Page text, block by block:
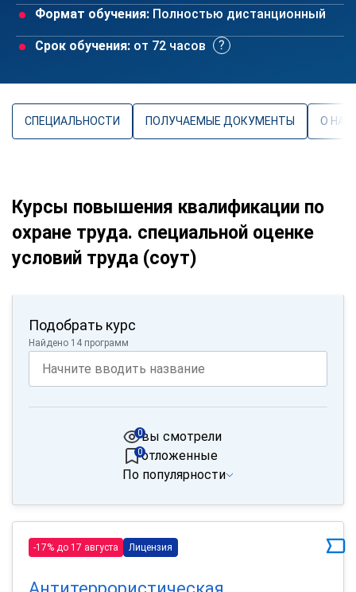
Формат обучения: Полностью дистанционный
Срок обучения: от 72 часов
СПЕЦИАЛЬНОСТИ ПОЛУЧАЕМЫЕ ДОКУМЕНТЫ О
Курсы повышения квалификации по
охране труда. специальной оценке
условий труда (соут)
Подобрать курс
Найдено 14 программ
вы смотрели
0
отложенные
0
По популярности
-17% до 17 августа Лицензия